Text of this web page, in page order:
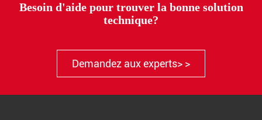
Besoin d'aide pour trouver la bonne solution
technique?
Demandez aux experts> >